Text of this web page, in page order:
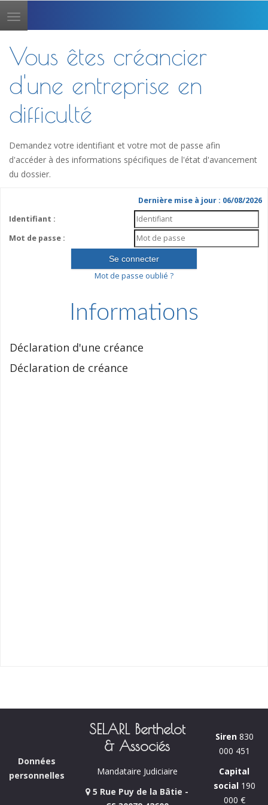
Toggle
navigation
Vous êtes créancier
d'une entreprise en
difficulté
Demandez votre identifiant et votre mot de passe afin
d'accéder à des informations spécifiques de l'état d'avancement
du dossier.
Dernière mise à jour : 06/08/2026
Identifiant :
Mot de passe :
Mot de passe oublié ?
Informations
Déclaration d'une créance
Déclaration de créance
Données
personnelles
SELARL Berthelot
& Associés
Mandataire Judiciaire
5 Rue Puy de la Bâtie -
Siren830
000 451
Capital
social190
000 €